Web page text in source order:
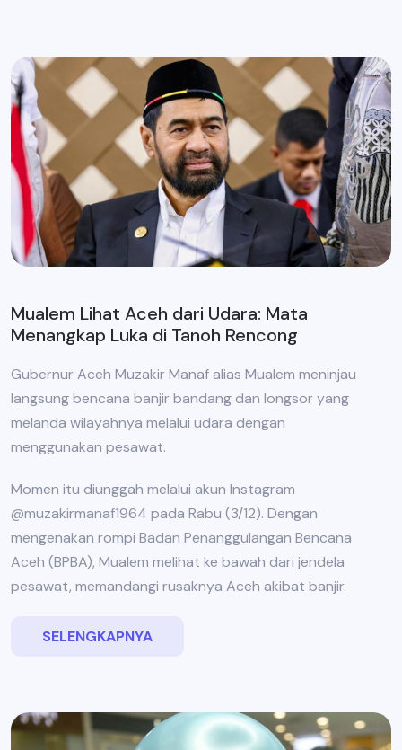
Mualem Lihat Aceh dari Udara: Mata
Menangkap Luka di Tanoh Rencong
Gubernur Aceh Muzakir Manaf alias Mualem meninjau
langsung bencana banjir bandang dan longsor yang
melanda wilayahnya melalui udara dengan
menggunakan pesawat.
Momen itu diunggah melalui akun Instagram
@muzakirmanaf1964 pada Rabu (3/12). Dengan
mengenakan rompi Badan Penanggulangan Bencana
Aceh (BPBA), Mualem melihat ke bawah dari jendela
pesawat, memandangi rusaknya Aceh akibat banjir.
SELENGKAPNYA